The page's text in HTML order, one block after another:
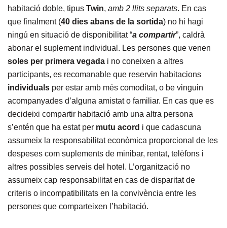
habitació doble, tipus Twin, amb 2 llits separats. En cas
que finalment (40 dies abans de la sortida) no hi hagi
ningú en situació de disponibilitat “a compartir”, caldrà
abonar el suplement individual. Les persones que venen
soles per primera vegada i no coneixen a altres
participants, es recomanable que reservin habitacions
individuals per estar amb més comoditat, o be vinguin
acompanyades d’alguna amistat o familiar. En cas que es
decideixi compartir habitació amb una altra persona
s’entén que ha estat per mutu acord i que cadascuna
assumeix la responsabilitat econòmica proporcional de les
despeses com suplements de minibar, rentat, telèfons i
altres possibles serveis del hotel. L’organització no
assumeix cap responsabilitat en cas de disparitat de
criteris o incompatibilitats en la convivència entre les
persones que comparteixen l’habitació.